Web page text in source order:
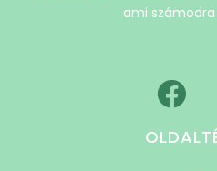
ami számodra